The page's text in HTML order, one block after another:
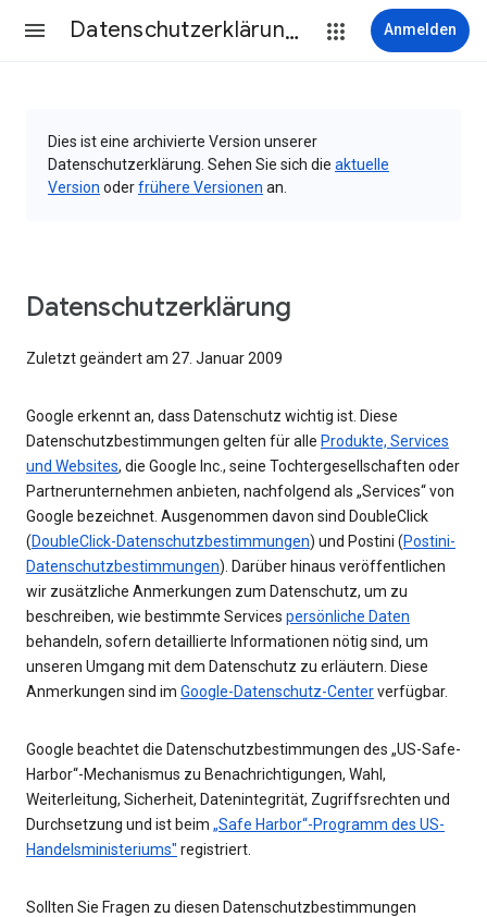
Datenschutzerklärung & Nutzungsbedingungen Anmelden
Dies ist eine archivierte Version unserer
Datenschutzerklärung. Sehen Sie sich die aktuelle
Version oderfrühere Versionen an.
Datenschutzerklärung
Zuletzt geändert am 27. Januar 2009
Google erkennt an, dass Datenschutz wichtig ist. Diese
Datenschutzbestimmungen gelten für alle Produkte, Services
und Websites, die Google Inc., seine Tochtergesellschaften oder
Partnerunternehmen anbieten, nachfolgend als „Services“ von
Google bezeichnet. Ausgenommen davon sind DoubleClick
(DoubleClick-Datenschutzbestimmungen) und Postini (Postini-
Datenschutzbestimmungen). Darüber hinaus veröffentlichen
wir zusätzliche Anmerkungen zum Datenschutz, um zu
beschreiben, wie bestimmte Services persönliche Daten
behandeln, sofern detaillierte Informationen nötig sind, um
unseren Umgang mit dem Datenschutz zu erläutern. Diese
Anmerkungen sind im Google-Datenschutz-Centerverfügbar.
Google beachtet die Datenschutzbestimmungen des „US-Safe-
Harbor“-Mechanismus zu Benachrichtigungen, Wahl,
Weiterleitung, Sicherheit, Datenintegrität, Zugriffsrechten und
Durchsetzung und ist beim „Safe Harbor“-Programm des US-
Handelsministeriums" registriert.
Sollten Sie Fragen zu diesen Datenschutzbestimmungen